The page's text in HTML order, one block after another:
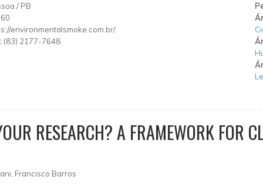
/ PB
environmentalsmoke.com.br/
(83) 2177-7648
RESEARCH? A FRAMEWORK FOR
Francisco Barros